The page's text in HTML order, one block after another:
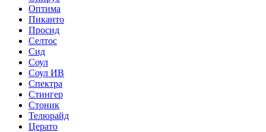
Оптима
Пиканто
Просид
Селтос
Сид
Соул
Соул ИВ
Спектра
Стингер
Стоник
Телюрайд
Церато